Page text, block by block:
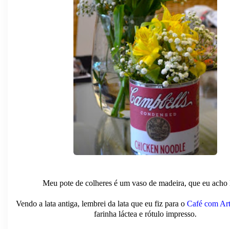
Meu pote de colheres é um vaso de madeira, que eu
Vendo a lata antiga, lembrei da lata que eu fiz para o Café com
farinha láctea e rótulo impresso.